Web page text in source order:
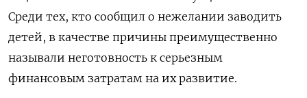
Среди тех, кто сообщил о нежелании заводить
детей, в качестве причины преимущественно
называли неготовность к серьезным
финансовым затратам на их развитие.